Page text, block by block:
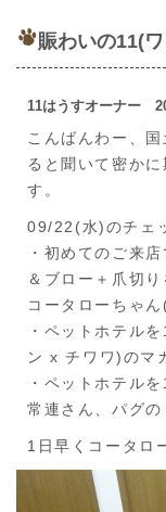
賑わいの11(
11はうすオーナー
こんばんわー、
ると聞いて密か
す。
09/22(水)のチェ
・初めてのご来
＆ブロー＋爪切
コータローちゃ
・ペットホテル
ン x チワワ)のマ
・ペットホテル
常連さん、パグ
1日早くコータロ